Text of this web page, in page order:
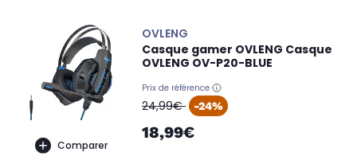
Comparer
OVLENG
Casque gamer OVLENG Casque
OVLENG OV-P20-BLUE
Prix de référence
oldPrice
24,99€ -24%
18,99€